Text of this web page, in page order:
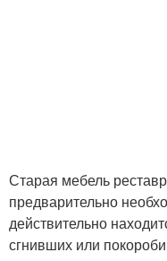
Старая мебель
предварительно
действительно
сгнивших или